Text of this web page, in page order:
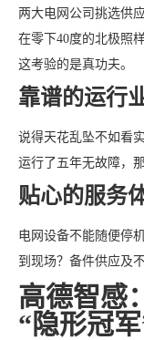
两大电网公司挑选供
在零下40度的北极照
这考验的是真功夫。
靠谱的运行
说得天花乱坠不如看
运行了五年无故障，
贴心的服务
电网设备不能随便停
到现场？备件供应及
高德智感
“隐形冠